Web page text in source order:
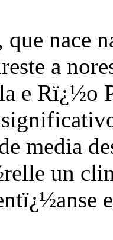
nace
a
e Rï¿½o
media
un